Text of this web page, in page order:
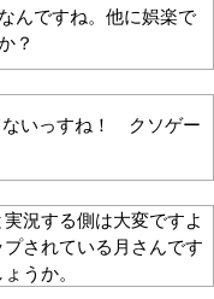
んですね。他に娯楽で
？
ないっすね！ クソゲー
況する側は大変ですよ
されている月さんです
うか。